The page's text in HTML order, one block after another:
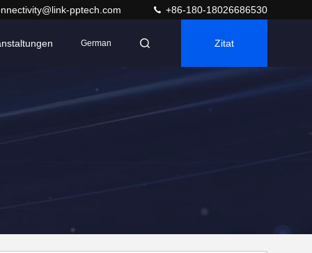
pptech.com +86-180-18026686530
German Zitat